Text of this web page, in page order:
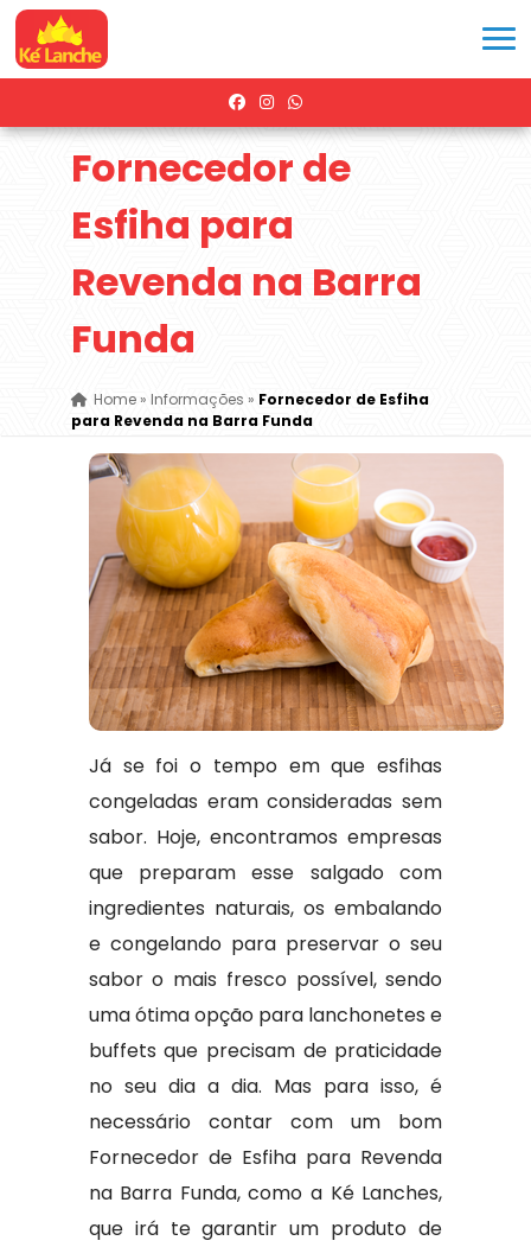
Fornecedor de
Esfiha para
Revenda na Barra
Funda
Home» Informações » Fornecedor de Esfiha
para Revenda na Barra Funda
Já se foi o tempo em que esfihas
congeladas eram consideradas sem
sabor. Hoje, encontramos empresas
que preparam esse salgado com
ingredientes naturais, os embalando
e congelando para preservar o seu
sabor o mais fresco possível, sendo
uma ótima opção para lanchonetes e
buffets que precisam de praticidade
no seu dia a dia. Mas para isso, é
necessário contar com um bom
Fornecedor de Esfiha para Revenda
na Barra Funda, como a Ké Lanches,
que irá te garantir um produto de